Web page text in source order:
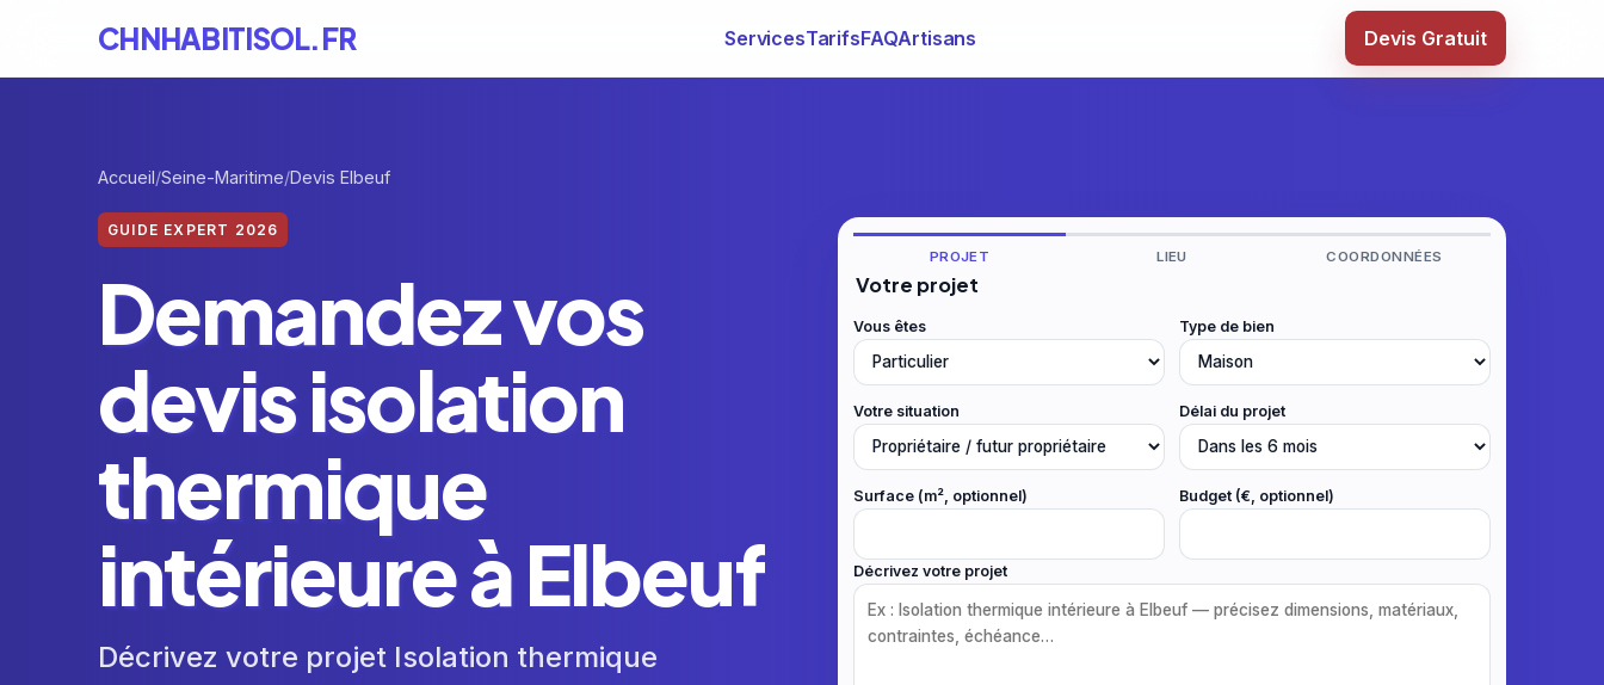
CHNHABITISOL.FR ServicesTarifsFAQArtisans Devis Gratuit
Accueil Seine-Maritime Devis Elbeuf
GUIDE EXPERT 2026
Demandez vos
devis isolation
thermique
intérieure à Elbeuf
Décrivez votre projet Isolation thermique
PROJET LIEU COORDONNÉES
Votre projet
Vous êtes Type de bien
Votre situation Délai du projet
Surface (m², optionnel) Budget (€, optionnel)
Décrivez votre projet